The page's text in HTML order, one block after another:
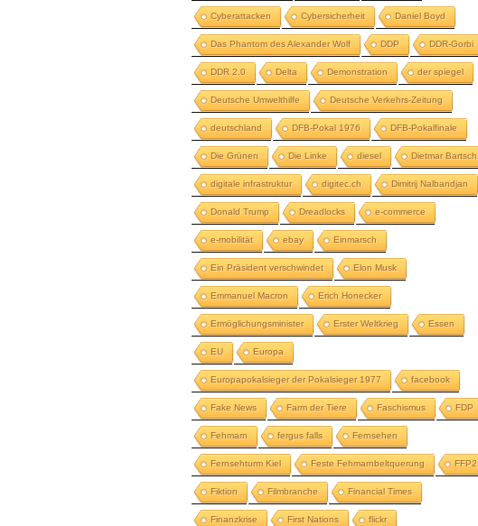
Cyberattacken Cybersicherheit Daniel Boyd
Das Phantom des Alexander Wolf DDP DDR-Gorbi
DDR 2.0 Delta Demonstration der spiegel
Deutsche Umwelthilfe Deutsche Verkehrs-Zeitung
deutschland DFB-Pokal 1976 DFB-Pokalfinale
Die Grünen Die Linke diesel Dietmar Bartsch
digitale infrastruktur digitec.ch Dimitrij Nalbandjan
Donald Trump Dreadlocks e-commerce
e-mobilität ebay Einmarsch
Ein Präsident verschwindet Elon Musk
Emmanuel Macron Erich Honecker
Ermöglichungsminister Erster Weltkrieg Essen
EU Europa
Europapokalsieger der Pokalsieger 1977 facebook
Fake News Farm der Tiere Faschismus FDP
Fehmarn fergus falls Fernsehen
Fernsehturm Kiel Feste Fehmarnbeltquerung FFP2
Fiktion Filmbranche Financial Times
Finanzkrise First Nations flickr